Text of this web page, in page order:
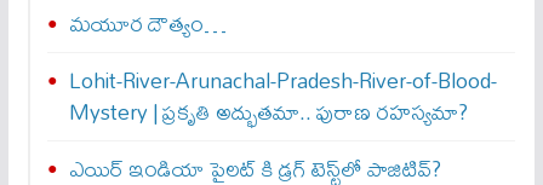
మయూర దౌత్యం…
Lohit-River-Arunachal-Pradesh-River-of-Blood-
Mystery | ప్రకృతి అద్భుతమా.. పురాణ రహస్యమా?
ఎయిర్‌ ఇండియా పైలట్‌ కి డ్రగ్‌ టెస్ట్‌లో పాజిటివ్‌?